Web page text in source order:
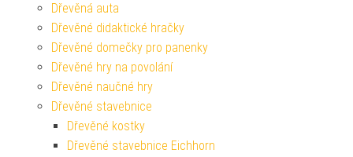
Dřevěná auta
Dřevěné didaktické hračky
Dřevěné domečky pro panenky
Dřevěné hry na povolání
Dřevěné naučné hry
Dřevěné stavebnice
Dřevěné kostky
Dřevěné stavebnice Eichhorn